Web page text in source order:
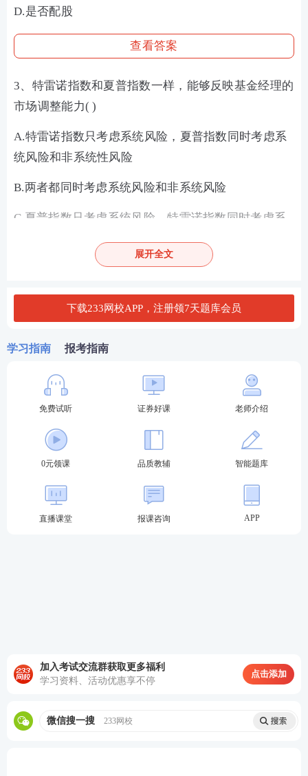
D.是否配股
查看答案
3、特雷诺指数和夏普指数一样，能够反映基金经理的
市场调整能力( )
A.特雷诺指数只考虑系统风险，夏普指数同时考虑系
统风险和非系统性风险
B.两者都同时考虑系统风险和非系统风险
C.夏普指数只考虑系统风险，特雷诺指数同时考虑系
D.两者都只考虑系统风险
查看答案
4、根据《证券投资顾问业务暂行规定》，证券公司、
投资顾问业务，应当建立客户回访机制，明确客回访
的程序，内容和要求，并()。
A.指定多部门共同实施
C.指定多部门分别独立实施
A.投资决策由客户作出，投资风险由客户承担
C.证券投资顾问的姓名
展开全文
下载233网校APP，注册领7天题库会员
学习指南 报考指南
免费试听 证券好课 老师介绍
0元领课 品质教辅 智能题库
直播课堂 报课咨询 APP
加入考试交流群获取更多福利
学习资料、活动优惠享不停
点击添加
微信搜一搜 233网校